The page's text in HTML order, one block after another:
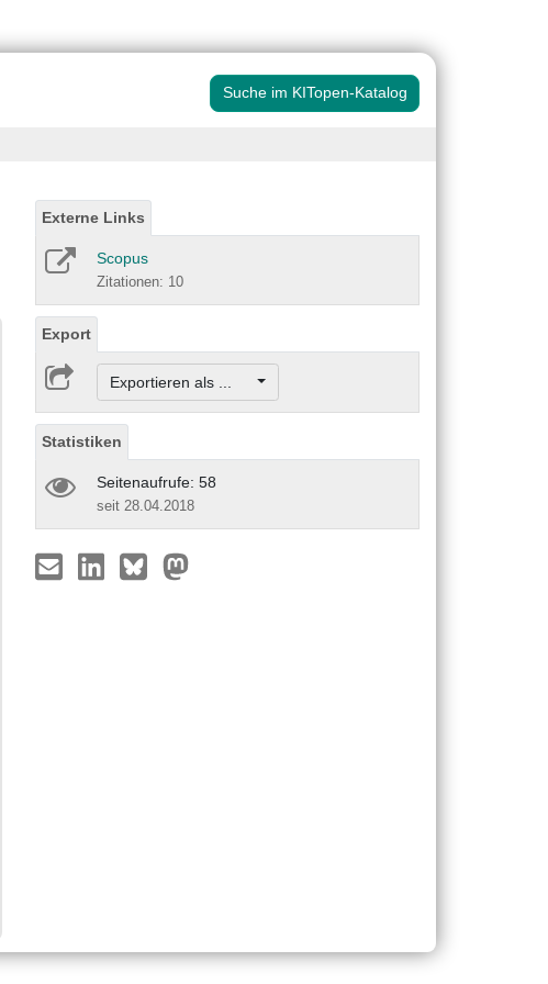
Suche im KITopen-Katalog
Externe Links
Scopus
Zitationen: 10
Export
Exportieren als ...
Statistiken
Seitenaufrufe: 58
seit 28.04.2018